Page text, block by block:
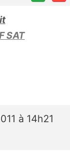
SAT
à 14h21